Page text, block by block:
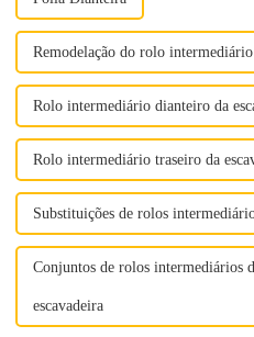
Remodelação do rolo intermediário
Rolo intermediário dianteiro da
Rolo intermediário traseiro da
Substituições de rolos
Conjuntos de rolos intermediários
escavadeira